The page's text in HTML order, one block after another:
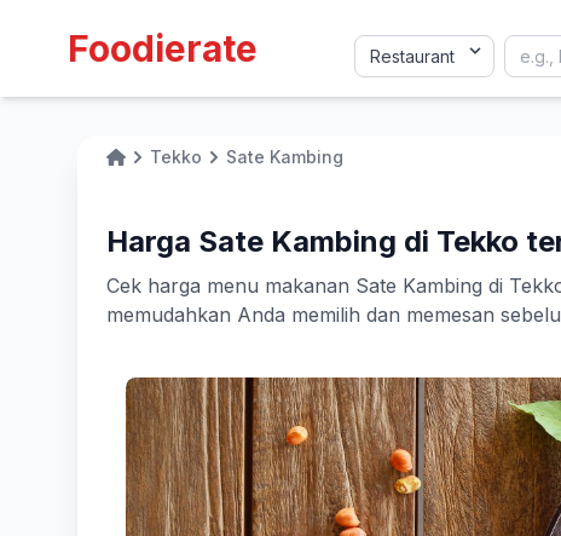
Foodierate
Home Tekko Sate Kambing
Harga Sate Kambing di Tekko
Cek harga menu makanan Sate Kambing di
memudahkan Anda memilih dan memesan